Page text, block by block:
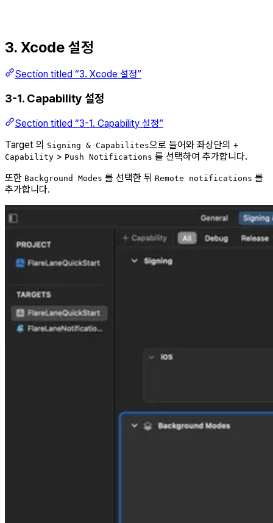
3. Xcode 설정
Section titled “3. Xcode 설정”
3-1. Capability 설정
Section titled “3-1. Capability 설정”
Target 의
Signing & Capabilites으로 들어와 좌상단의 +
Capability > Push Notifications 를 선택하여 추가합니다.
또한 Background Modes 를 선택한 뒤 Remote notifications 를
추가합니다.